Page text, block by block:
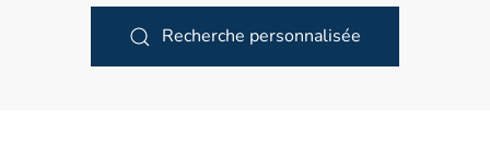
Recherche personnalisée